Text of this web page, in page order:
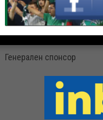
Генерален спонсор